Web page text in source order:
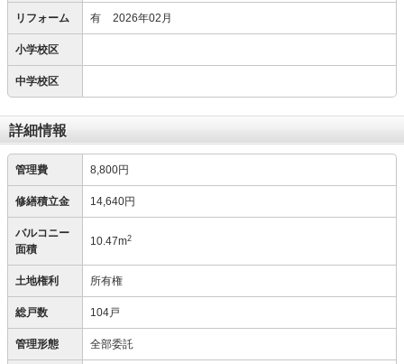
リフォーム 有 2026年02月
小学校区
中学校区
詳細情報
管理費 8,800円
修繕積立金 14,640円
バルコニー
面積
10.47m2
土地権利 所有権
総戸数 104戸
管理形態 全部委託